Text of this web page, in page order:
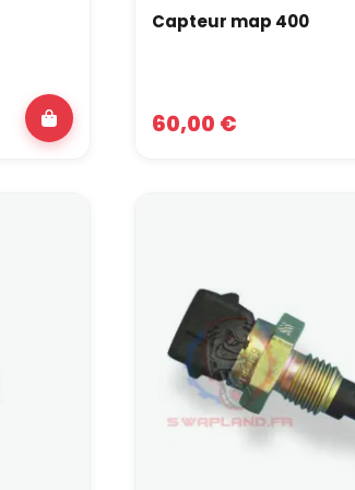
Capteur map 400
60,00 €